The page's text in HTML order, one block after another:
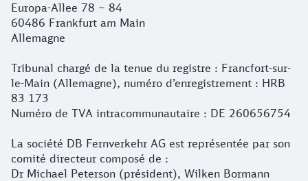
Europa-Allee 78 – 84
60486 Frankfurt am Main
Allemagne
Tribunal chargé de la tenue du registre : Francfort-sur-
le-Main (Allemagne), numéro d’enregistrement : HRB
83 173
Numéro de TVA intracommunautaire : DE 260656754
La société DB Fernverkehr AG est représentée par son
comité directeur composé de :
Dr Michael Peterson (président), Wilken Bormann